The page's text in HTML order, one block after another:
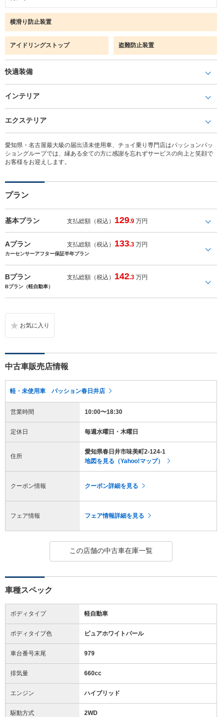
横滑り防止装置
アイドリングストップ 盗難防止装置
快適装備
インテリア
エクステリア
愛知県・名古屋最大級の届出済未使用車、チョイ乗り専門店はパッションパッ
ショングループでは、縁ある全ての方に感謝を忘れずサービスの向上と笑顔で
お客様をお迎えします。
プラン
基本プラン 支払総額（税込） 129.9 万円
Aプラン 支払総額（税込） 133.3 万円
カーセンサーアフター保証半年プラン
Bプラン 支払総額（税込） 142.3 万円
Bプラン（軽自動車）
中古車販売店情報
軽・未使用車 パッション春日井店
営業時間 10:00〜18:30
定休日 毎週水曜日・木曜日
住所
愛知県春日井市味美町2-124-1
地図を見る（Yahoo!マップ）
クーポン情報 クーポン詳細を見る
フェア情報 フェア情報詳細を見る
この店舗の中古車在庫一覧
車種スペック
ボディタイプ 軽自動車
ボディタイプ色 ピュアホワイトパール
車台番号末尾 979
排気量 660cc
エンジン ハイブリッド
駆動方式 2WD